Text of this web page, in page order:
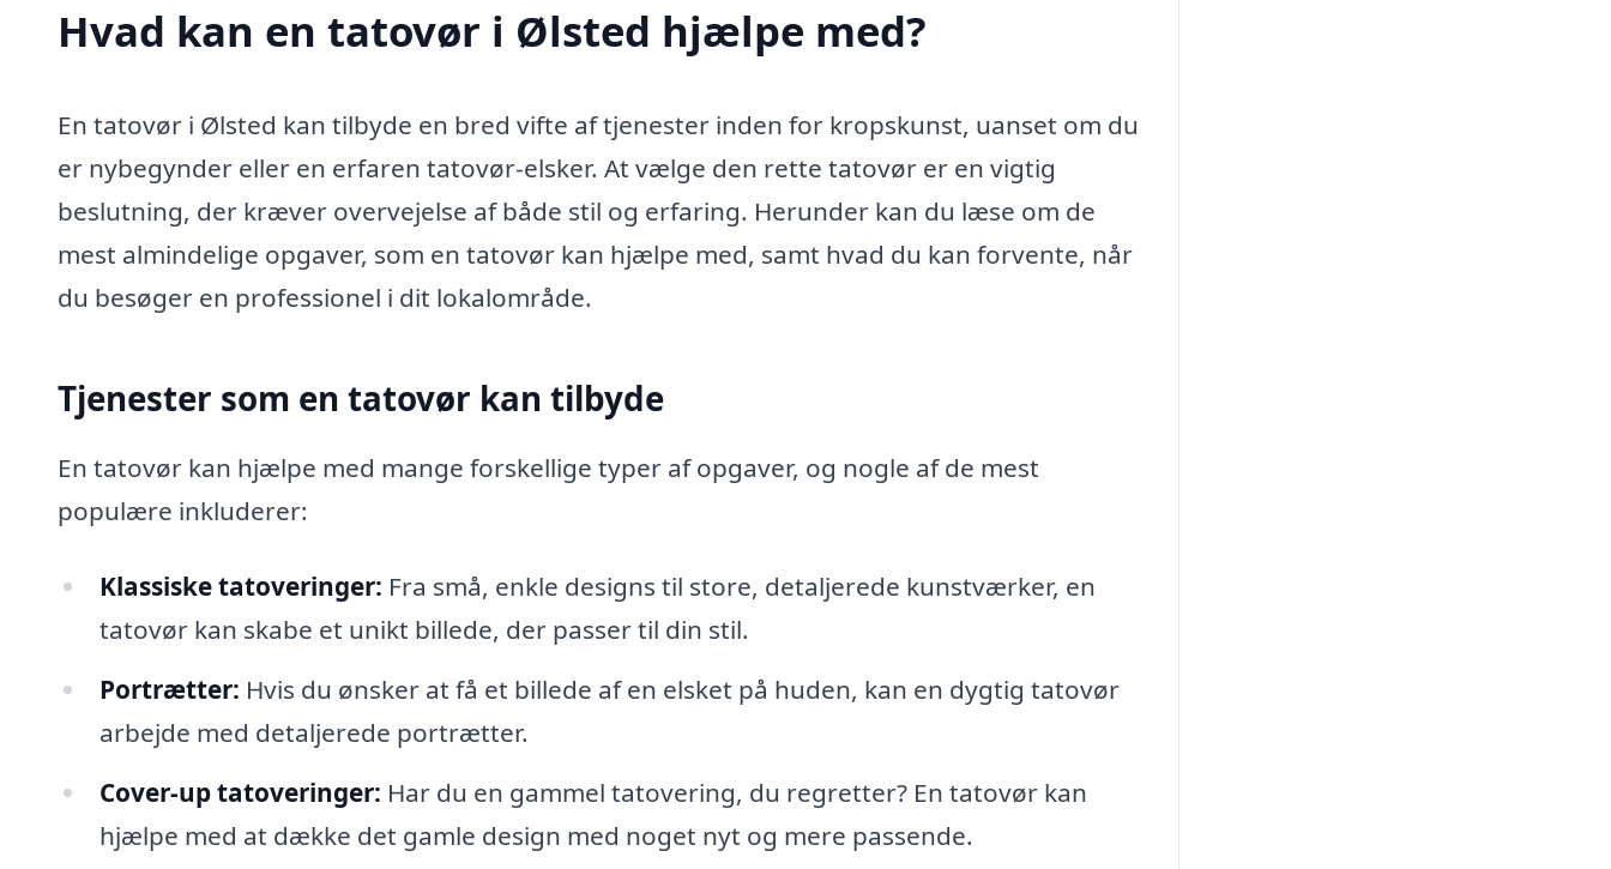
Hvad kan en tatovør i Ølsted hjælpe med?
En tatovør i Ølsted kan tilbyde en bred vifte af tjenester inden for kropskunst, uanset om du
er nybegynder eller en erfaren tatovør-elsker. At vælge den rette tatovør er en vigtig
beslutning, der kræver overvejelse af både stil og erfaring. Herunder kan du læse om de
mest almindelige opgaver, som en tatovør kan hjælpe med, samt hvad du kan forvente, når
du besøger en professionel i dit lokalområde.
Tjenester som en tatovør kan tilbyde
En tatovør kan hjælpe med mange forskellige typer af opgaver, og nogle af de mest
populære inkluderer:
Klassiske tatoveringer: Fra små, enkle designs til store, detaljerede kunstværker, en
tatovør kan skabe et unikt billede, der passer til din stil.
Portrætter: Hvis du ønsker at få et billede af en elsket på huden, kan en dygtig tatovør
arbejde med detaljerede portrætter.
Cover-up tatoveringer: Har du en gammel tatovering, du regretter? En tatovør kan
hjælpe med at dække det gamle design med noget nyt og mere passende.